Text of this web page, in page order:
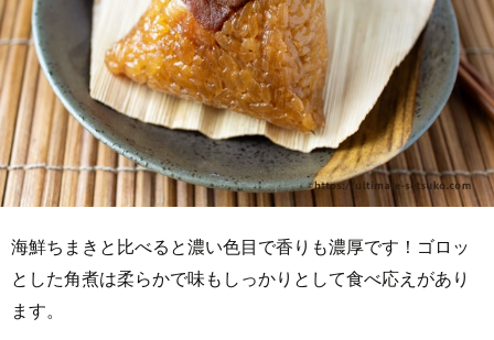
海鮮ちまきと比べると濃い色目で香りも濃厚です！ゴロッ
とした角煮は柔らかで味もしっかりとして食べ応えがあり
ます。